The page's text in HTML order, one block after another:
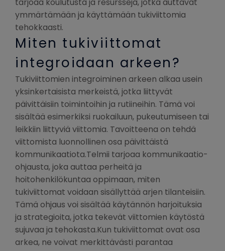
ymmärtämään ja käyttämään tukiviittomia
tehokkaasti.
Miten tukiviittomat
integroidaan arkeen?
Tukiviittomien integroiminen arkeen alkaa usein
yksinkertaisista merkeistä, jotka liittyvät
päivittäisiin toimintoihin ja rutiineihin. Tämä voi
sisältää esimerkiksi ruokailuun, pukeutumiseen tai
leikkiin liittyviä viittomia. Tavoitteena on tehdä
viittomista luonnollinen osa päivittäistä
kommunikaatiota.Telmii tarjoaa kommunikaatio-
ohjausta, joka auttaa perheitä ja
hoitohenkilökuntaa oppimaan, miten
tukiviittomat voidaan sisällyttää arjen tilanteisiin.
Tämä ohjaus voi sisältää käytännön harjoituksia
ja strategioita, jotka tekevät viittomien käytöstä
sujuvaa ja tehokasta.Kun tukiviittomat ovat osa
arkea, ne voivat merkittävästi parantaa